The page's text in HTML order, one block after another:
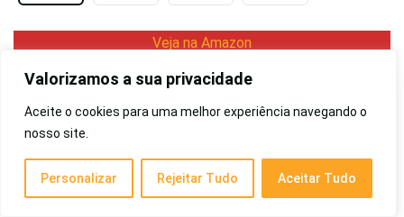
Valorizamos a sua privacidade
Aceite o cookies para uma melhor experiência navegando o
nosso site.
Personalizar Rejeitar Tudo Aceitar Tudo
Veja na Amazon
Prós
Formato anatômico
Display em LED
Não machuca